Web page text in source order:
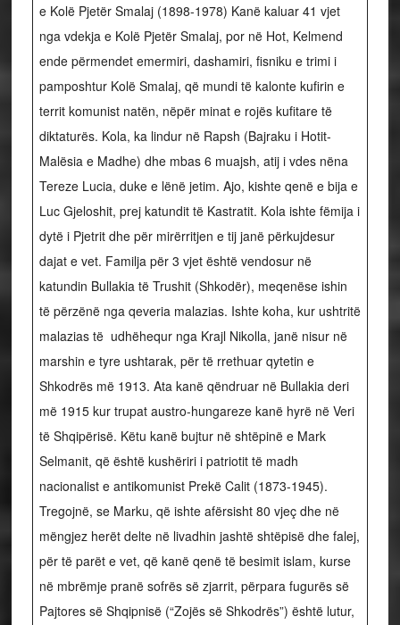
e Kolë Pjetër Smalaj (1898-1978) Kanë kaluar 41 vjet
nga vdekja e Kolë Pjetër Smalaj, por në Hot, Kelmend
ende përmendet emermiri, dashamiri, fisniku e trimi i
pamposhtur Kolë Smalaj, që mundi të kalonte kufirin e
territ komunist natën, nëpër minat e rojës kufitare të
diktaturës. Kola, ka lindur në Rapsh (Bajraku i Hotit-
Malësia e Madhe) dhe mbas 6 muajsh, atij i vdes nëna
Tereze Lucia, duke e lënë jetim. Ajo, kishte qenë e bija e
Luc Gjeloshit, prej katundit të Kastratit. Kola ishte fëmija i
dytë i Pjetrit dhe për mirërritjen e tij janë përkujdesur
dajat e vet. Familja për 3 vjet është vendosur në
katundin Bullakia të Trushit (Shkodër), meqenëse ishin
të përzënë nga qeveria malazias. Ishte koha, kur ushtritë
malazias të udhëhequr nga Krajl Nikolla, janë nisur në
marshin e tyre ushtarak, për të rrethuar qytetin e
Shkodrës më 1913. Ata kanë qëndruar në Bullakia deri
më 1915 kur trupat austro-hungareze kanë hyrë në Veri
të Shqipërisë. Këtu kanë bujtur në shtëpinë e Mark
Selmanit, që është kushëriri i patriotit të madh
nacionalist e antikomunist Prekë Calit (1873-1945).
Tregojnë, se Marku, që ishte afërsisht 80 vjeç dhe në
mëngjez herët delte në livadhin jashtë shtëpisë dhe falej,
për të parët e vet, që kanë qenë të besimit islam, kurse
në mbrëmje pranë sofrës së zjarrit, përpara fugurës së
Pajtores së Shqipnisë (“Zojës së Shkodrës”) është lutur,